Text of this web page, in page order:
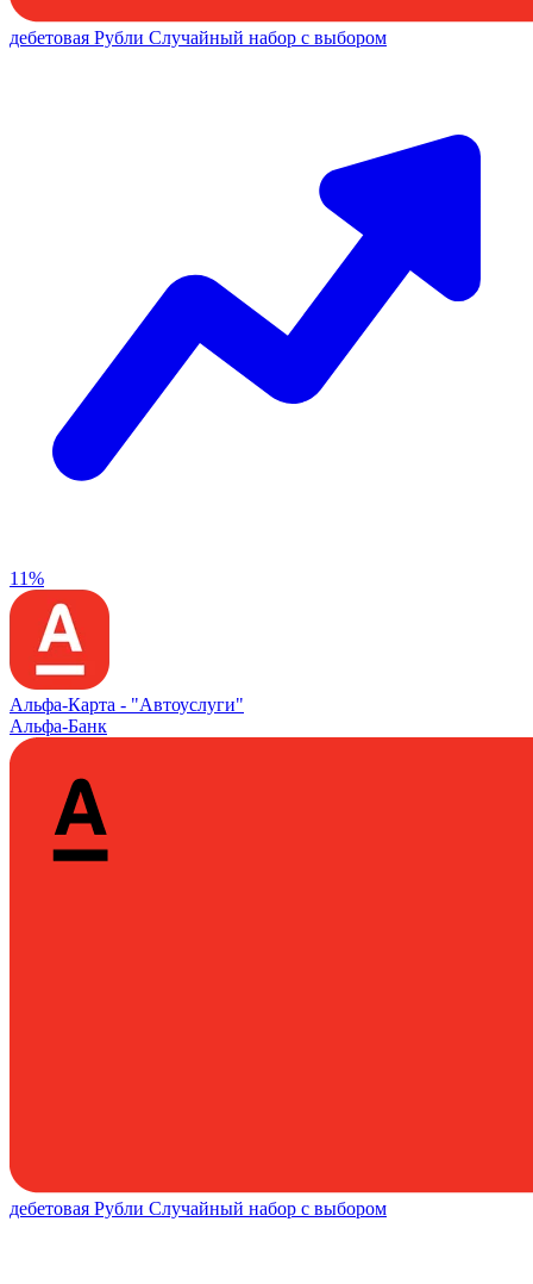
дебетовая Рубли Случайный набор с выбором
11%
Альфа‑Карта - "Автоуслуги"
Альфа-Банк
дебетовая Рубли Случайный набор с выбором